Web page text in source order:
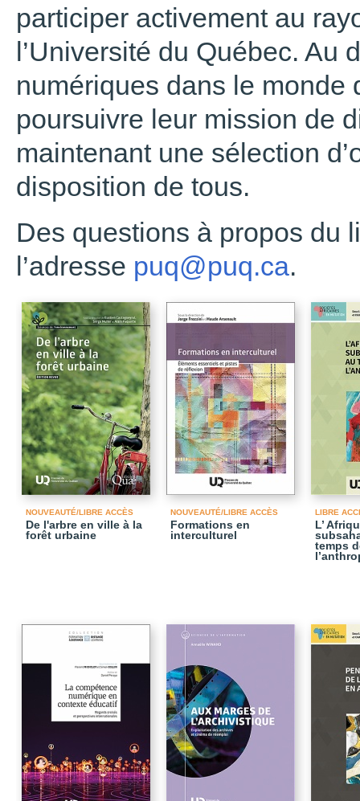
participer activement au
l’Université du Québec. Au
numériques dans le monde
poursuivre leur mission de
maintenant une sélection
disposition de tous.
Des questions à propos du
l’adresse puq@puq.ca.
NOUVEAUTÉ/LIBRE ACCÈS
De l'arbre en ville à la
forêt urbaine
NOUVEAUTÉ/LIBRE ACCÈS
Formations en
interculturel
LIBRE
L’
temps